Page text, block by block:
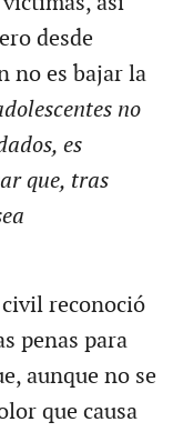
desde
no es bajar la
no
es
que, tras
reconoció
penas para
aunque no se
que causa